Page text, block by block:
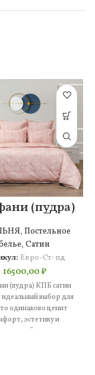
(пудра)
Евро
, Постельное
, Сатин
Евро-Ст-пд
16500,00₽
(пудра) КПБ сатин
выбор для
одинаково ценит
эстетику и
В составе —